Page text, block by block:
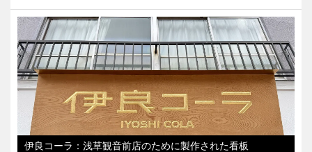
伊良コーラ：浅草観音前店のために製作された看板